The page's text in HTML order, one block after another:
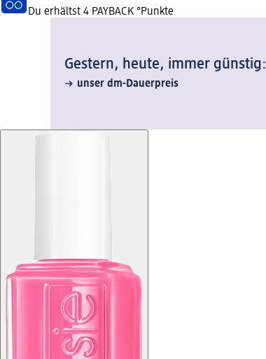
Du erhältst 4 PAYBACK °Punkte
Gestern, heute, immer günstig:
unser dm-Dauerpreis